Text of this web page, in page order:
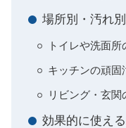
場所別・汚れ
トイレや洗面
キッチンの頑固
リビング・玄
効果的に使え